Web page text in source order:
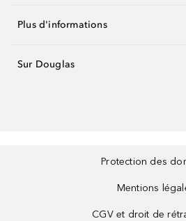
Plus d'informations
Sur Douglas
Protection des
Mentions
CGV et droit de